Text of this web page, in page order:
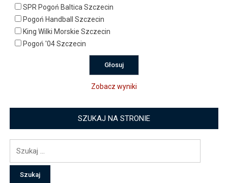
SPR Pogoń Baltica Szczecin
Pogoń Handball Szczecin
King Wilki Morskie Szczecin
Pogoń '04 Szczecin
Zobacz wyniki
SZUKAJ NA STRONIE